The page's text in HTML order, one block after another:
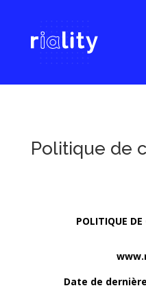
Politique de
POLITIQUE
Date de dernière